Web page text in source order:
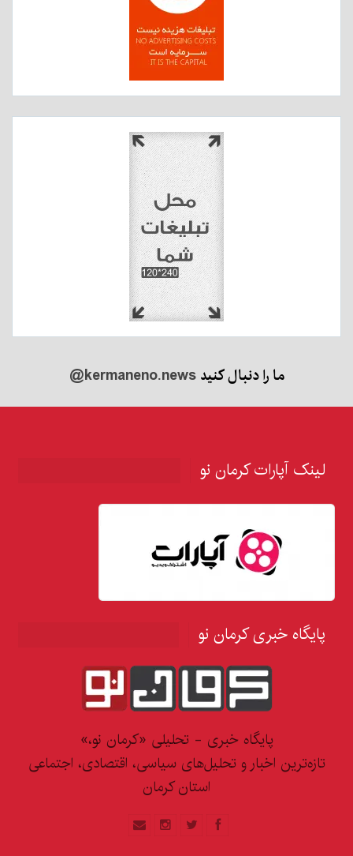
ما را دنبال کنید@kermaneno.news
لینک آپارات کرمان نو
پایگاه خبری کرمان نو
پایگاه خبری - تحلیلی «کرمان نو،»
تازه‌ترین اخبار و تحلیل‌های سیاسی، اقتصادی، اجتماعی
استان کرمان